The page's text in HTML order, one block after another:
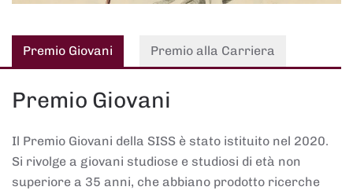
Premio Giovani Premio alla Carriera
Premio Giovani
Il Premio Giovani della SISS è stato istituito nel 2020.
Si rivolge a giovani studiose e studiosi di età non
superiore a 35 anni, che abbiano prodotto ricerche